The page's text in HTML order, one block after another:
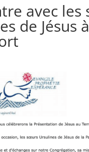
avec
de Jésus à